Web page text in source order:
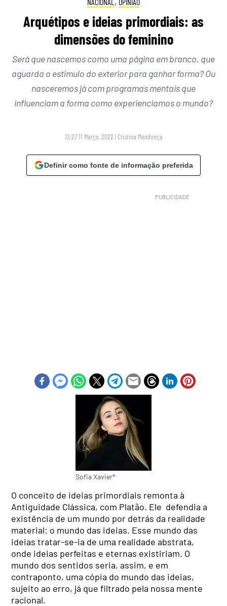
Arquétipos e ideias primordiais: as
dimensões do feminino
Será que nascemos como uma página em branco, que
aguarda o estímulo do exterior para ganhar forma? Ou
nasceremos já com programas mentais que
influenciam a forma como experienciamos o mundo?
12:27 11 Março, 2022 | Cristina Mendonça
Definir como fonte de informação preferida
Sofia Xavier*
O conceito de ideias primordiais remonta à
Antiguidade Clássica, com Platão. Ele defendia a
existência de um mundo por detrás da realidade
material: o mundo das ideias. Esse mundo das
ideias tratar-se-ia de uma realidade abstrata,
onde ideias perfeitas e eternas existiriam. O
mundo dos sentidos seria, assim, e em
contraponto, uma cópia do mundo das ideias,
sujeito ao erro, já que filtrado pela nossa mente
racional.